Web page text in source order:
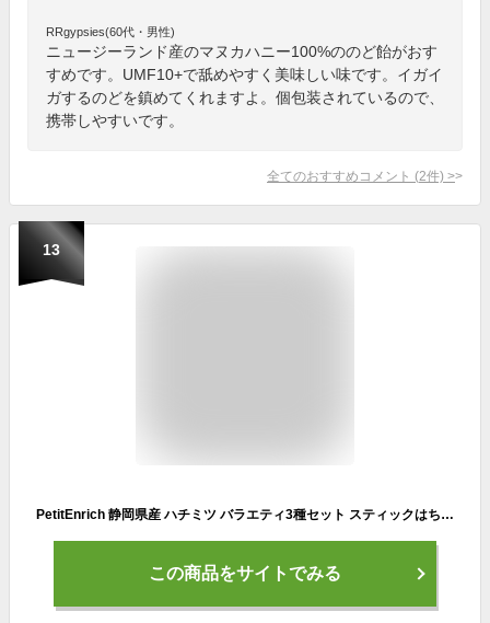
RRgypsies(60代・男性)
ニュージーランド産のマヌカハニー100%ののど飴がおす
すめです。UMF10+で舐めやすく美味しい味です。イガイ
ガするのどを鎮めてくれますよ。個包装されているので、
携帯しやすいです。
全てのおすすめコメント (2件) >
13
PetitEnrich 静岡県産 ハチミツ バラエティ3種セット スティックはちみつ 非加熱 無添加 国産 小分け 個包装 喉ケア ギフト 手土産
この商品をサイトでみる